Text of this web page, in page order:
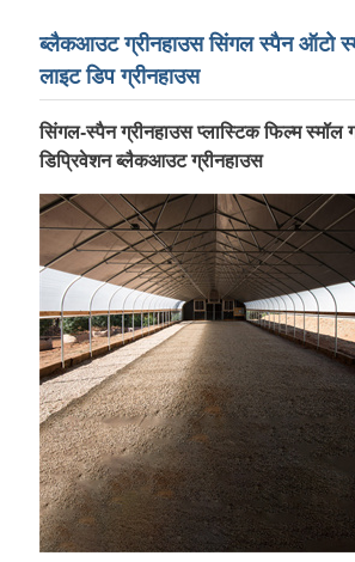
ब्लैकआउट ग्रीनहाउस सिंगल स्पैन ऑटो
लाइट डिप ग्रीनहाउस
सिंगल-स्पैन ग्रीनहाउस प्लास्टिक फिल्म
डिप्रिवेशन ब्लैकआउट ग्रीनहाउस